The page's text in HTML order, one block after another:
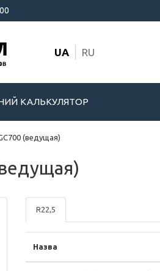
UA RU
КАЛЬКУЛЯТОР
(ведущая)
R22,5
Назва